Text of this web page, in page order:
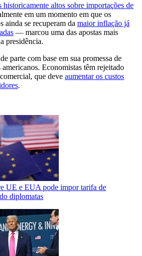
altos sobre importações de
em um momento em que os
ainda se recuperam da maior inflação já
— marcou uma das apostas mais
presidência.
parte com base em sua promessa de
americanos. Economistas têm rejeitado
que deve aumentar os custos
.
UE e EUA pode impor tarifa de
diplomatas